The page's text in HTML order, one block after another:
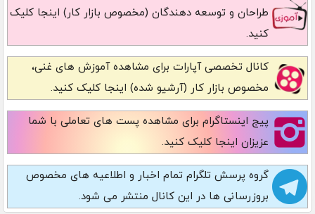
طراحان و توسعه دهندگان (مخصوص بازار کار) اینجا کلیک
کنید.
کانال تخصصی آپارات برای مشاهده آموزش های غنی،
مخصوص بازار کار (آرشیو شده) اینجا کلیک کنید.
پیج اینستاگرام برای مشاهده پست های تعاملی با شما
عزیزان اینجا کلیک کنید.
گروه پرسش تلگرام تمام اخبار و اطلاعیه های مخصوص
بروزرسانی ها در این کانال منتشر می شود.